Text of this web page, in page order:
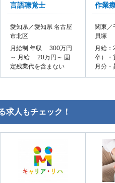
言語聴覚士
愛知県／愛知県 名古屋
市北区
月給制 年収 300万円
～ 月給 20万円～ 固
定残業代を含まない
作業
関東／
貝塚
月給
卒）・
月分・
求人もチェック！